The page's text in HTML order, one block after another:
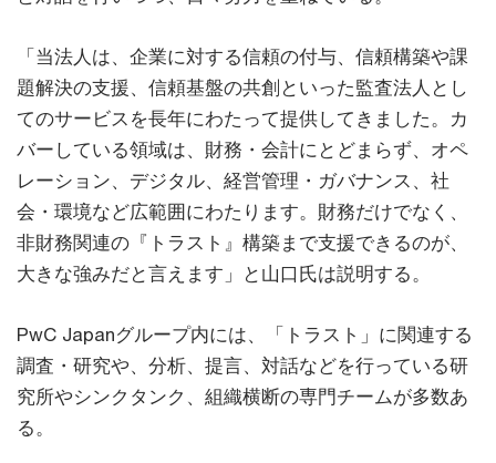
「当法人は、企業に対する信頼の付与、信頼構築や課
題解決の支援、信頼基盤の共創といった監査法人とし
てのサービスを長年にわたって提供してきました。カ
バーしている領域は、財務・会計にとどまらず、オペ
レーション、デジタル、経営管理・ガバナンス、社
会・環境など広範囲にわたります。財務だけでなく、
非財務関連の『トラスト』構築まで支援できるのが、
大きな強みだと言えます」と山口氏は説明する。
PwC Japanグループ内には、「トラスト」に関連する
調査・研究や、分析、提言、対話などを行っている研
究所やシンクタンク、組織横断の専門チームが多数あ
る。